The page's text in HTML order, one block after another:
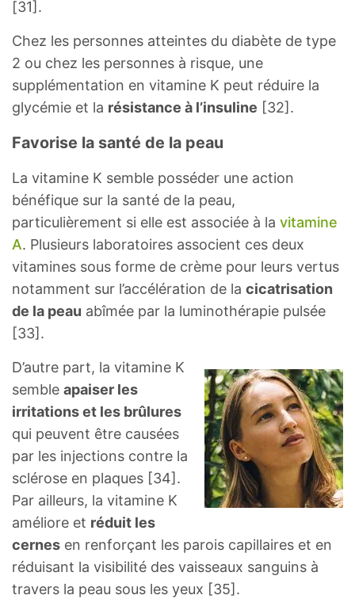
[31].
Chez les personnes atteintes du diabète de type
2 ou chez les personnes à risque, une
supplémentation en vitamine K peut réduire la
glycémie et la résistance à l’insuline [32].
Favorise la santé de la peau
La vitamine K semble posséder une action
bénéfique sur la santé de la peau,
particulièrement si elle est associée à la vitamine
A. Plusieurs laboratoires associent ces deux
vitamines sous forme de crème pour leurs vertus
notamment sur l’accélération de la cicatrisation
de la peau abîmée par la luminothérapie pulsée
[33].
D’autre part, la vitamine K
semble apaiser les
irritations et les brûlures
qui peuvent être causées
par les injections contre la
sclérose en plaques [34].
Par ailleurs, la vitamine K
améliore et réduit les
cernes en renforçant les parois capillaires et en
réduisant la visibilité des vaisseaux sanguins à
travers la peau sous les yeux [35].